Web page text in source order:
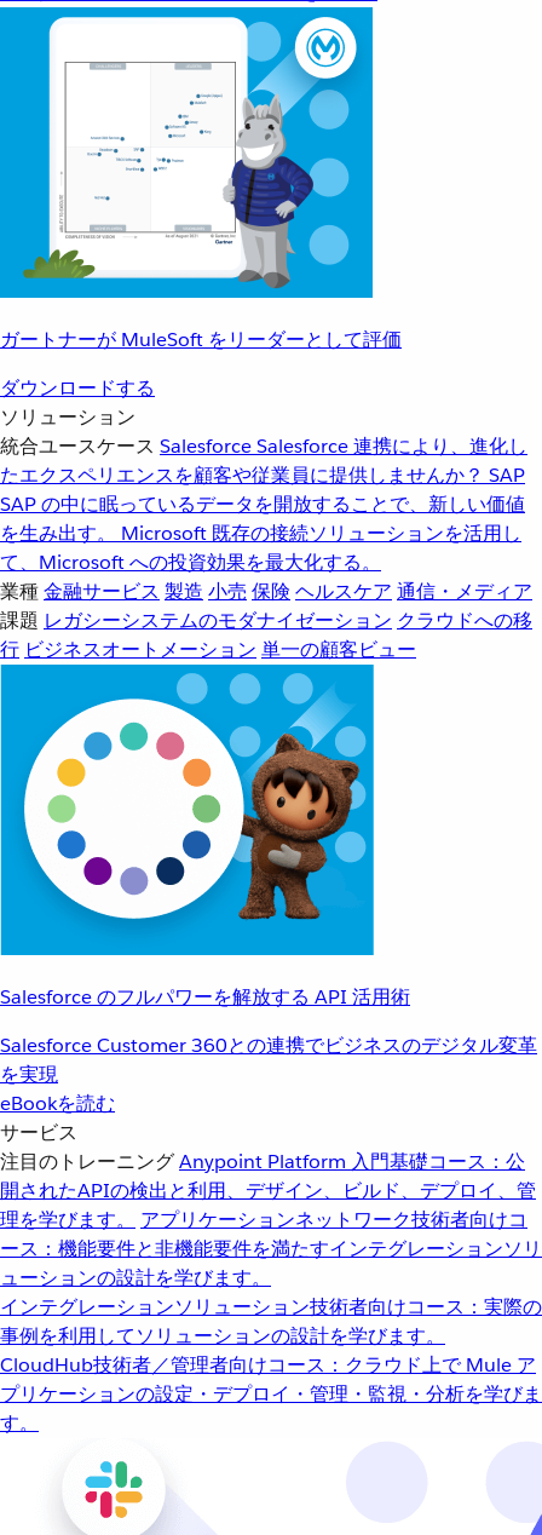
ガートナーが MuleSoft をリーダーとして評価
ダウンロードする
ソリューション
統合ユースケース SalesforceSalesforce 連携により、進化し
たエクスペリエンスを顧客や従業員に提供しませんか？ SAP
SAP の中に眠っているデータを開放することで、新しい価値
を生み出す。
Microsoft 既存の接続ソリューションを活用し
て、Microsoft への投資効果を最大化する。
業種金融サービス 製造 小売 保険 ヘルスケア 通信・メディア
課題 レガシーシステムのモダナイゼーション クラウドへの移
行 ビジネスオートメーション 単一の顧客ビュー
Salesforce のフルパワーを解放する API 活用術
Salesforce Customer 360との連携でビジネスのデジタル変革
を実現
eBookを読む
サービス
注目のトレーニングAnypoint Platform 入門基礎コース：公
開されたAPIの検出と利用、デザイン、ビルド、デプロイ、管
理を学びます。
アプリケーションネットワーク技術者向けコ
ース：機能要件と非機能要件を満たすインテグレーションソリ
ューションの設計を学びます。
インテグレーションソリューション技術者向けコース：実際の
事例を利用してソリューションの設計を学びます。
CloudHub技術者／管理者向けコース：クラウド上で Mule ア
プリケーションの設定・デプロイ・管理・監視・分析を学びま
す。